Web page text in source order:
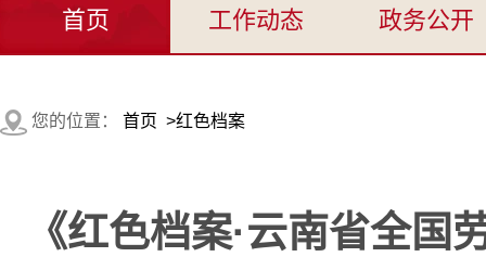
首页 工作动态 政务公开
您的位置： 首页 >红色档案
《红色档案·云南省全